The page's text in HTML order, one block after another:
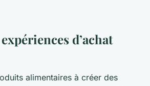
d’achat
alimentaires à créer des